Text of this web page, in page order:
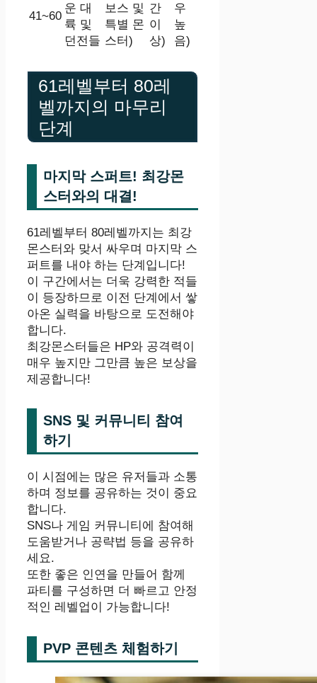
41~60
운 대
륙 및
던전들
보스 및
특별 몬
스터)
간
이
상)
우
높
음)
61레벨부터 80레
벨까지의 마무리
단계
마지막 스퍼트! 최강몬
스터와의 대결!
61레벨부터 80레벨까지는 최강
몬스터와 맞서 싸우며 마지막 스
퍼트를 내야 하는 단계입니다!
이 구간에서는 더욱 강력한 적들
이 등장하므로 이전 단계에서 쌓
아온 실력을 바탕으로 도전해야
합니다.
최강몬스터들은 HP와 공격력이
매우 높지만 그만큼 높은 보상을
제공합니다!
SNS 및 커뮤니티 참여
하기
이 시점에는 많은 유저들과 소통
하며 정보를 공유하는 것이 중요
합니다.
SNS나 게임 커뮤니티에 참여해
도움받거나 공략법 등을 공유하
세요.
또한 좋은 인연을 만들어 함께
파티를 구성하면 더 빠르고 안정
적인 레벨업이 가능합니다!
PVP 콘텐츠 체험하기